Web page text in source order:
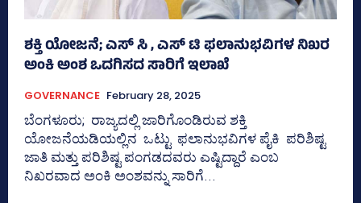
ಶಕ್ತಿ ಯೋಜನೆ; ಎಸ್‌ ಸಿ , ಎಸ್‌ ಟಿ ಫಲಾನುಭವಿಗಳ ನಿಖರ
ಅಂಕಿ ಅಂಶ ಒದಗಿಸದ ಸಾರಿಗೆ ಇಲಾಖೆ
GOVERNANCE February 28, 2025
ಬೆಂಗಳೂರು; ರಾಜ್ಯದಲ್ಲಿ ಜಾರಿಗೊಂಡಿರುವ ಶಕ್ತಿ
ಯೋಜನೆಯಡಿಯಲ್ಲಿನ ಒಟ್ಟು ಫಲಾನುಭವಿಗಳ ಪೈಕಿ ಪರಿಶಿಷ್ಟ
ಜಾತಿ ಮತ್ತು ಪರಿಶಿಷ್ಟ ಪಂಗಡದವರು ಎಷ್ಟಿದ್ದಾರೆ ಎಂಬ
ನಿಖರವಾದ ಅಂಕಿ ಅಂಶವನ್ನು ಸಾರಿಗೆ...